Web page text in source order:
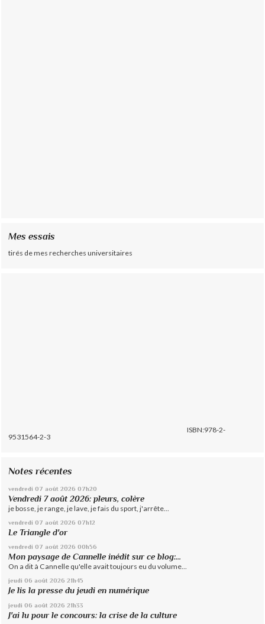
Mes essais
tirés de mes recherches universitaires
ISBN:978-2-
9531564-2-3
Notes récentes
vendredi 07 août 2026 07h20
Vendredi 7 août 2026: pleurs, colère
je bosse, je range, je lave, je fais du sport, j'arrête...
vendredi 07 août 2026 07h12
Le Triangle d'or
vendredi 07 août 2026 00h56
Mon paysage de Cannelle inédit sur ce blog:...
On a dit à Cannelle qu'elle avait toujours eu du volume...
jeudi 06 août 2026 21h45
Je lis la presse du jeudi en numérique
jeudi 06 août 2026 21h33
J'ai lu pour le concours: la crise de la culture